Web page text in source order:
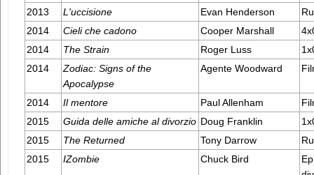
2013
L'uccisione Evan Henderson
2014
Cieli che cadono Cooper Marshall
2014
The Strain Roger Luss
2014
Zodiac: Signs of the
Apocalypse
Agente Woodward
2014 Il mentore Paul Allenham
2015
Guida delle amiche al divorzio Doug Franklin
2015
The Returned Tony Darrow
2015
IZombie Chuck Bird